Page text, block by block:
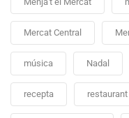
Mercat Central
música Nadal
recepta restaurant